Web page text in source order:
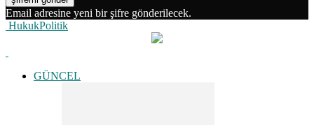
Email adresine yeni bir şifre gönderilecek.
HukukPolitik
GÜNCEL